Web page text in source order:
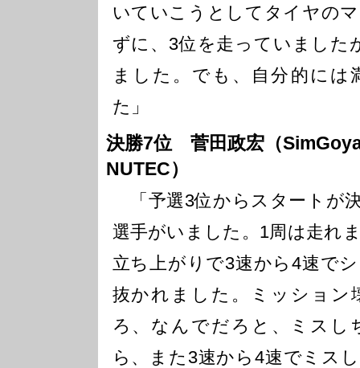
いていこうとしてタイヤの
ずに、3位を走っていました
ました。でも、自分的には
た」
決勝7位 菅田政宏（
NUTEC）
「予選3位からスタートが
選手がいました。1周は走れ
立ち上がりで3速から4速で
抜かれました。ミッション
ろ、なんでだろと、ミスし
ら、また3速から4速でミス